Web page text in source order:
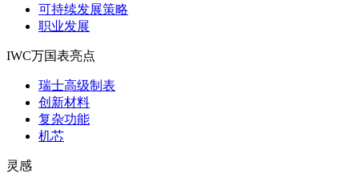
可持续发展策略
职业发展
IWC万国表亮点
瑞士高级制表
创新材料
复杂功能
机芯
灵感